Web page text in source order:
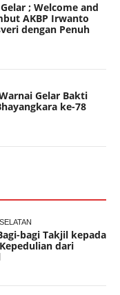
; Welcome and
AKBP Irwanto
dengan Penuh
Gelar Bakti
ke-78
bagi Takjil kepada
dari